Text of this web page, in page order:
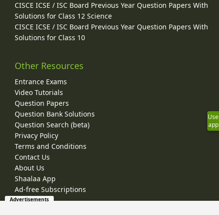
CISCE ICSE / ISC Board Previous Year Question Papers With
Solutions for Class 12 Science
CISCE ICSE / ISC Board Previous Year Question Papers With
Solutions for Class 10
Other Resources
Entrance Exams
Video Tutorials
Question Papers
Question Bank Solutions
Question Search (beta)
Privacy Policy
Terms and Conditions
Contact Us
About Us
Shaalaa App
Ad-free Subscriptions
Use
app
Advertisements